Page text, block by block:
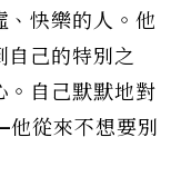
、快樂的人。他
自己的特別之
。自己默默地對
從來不想要別